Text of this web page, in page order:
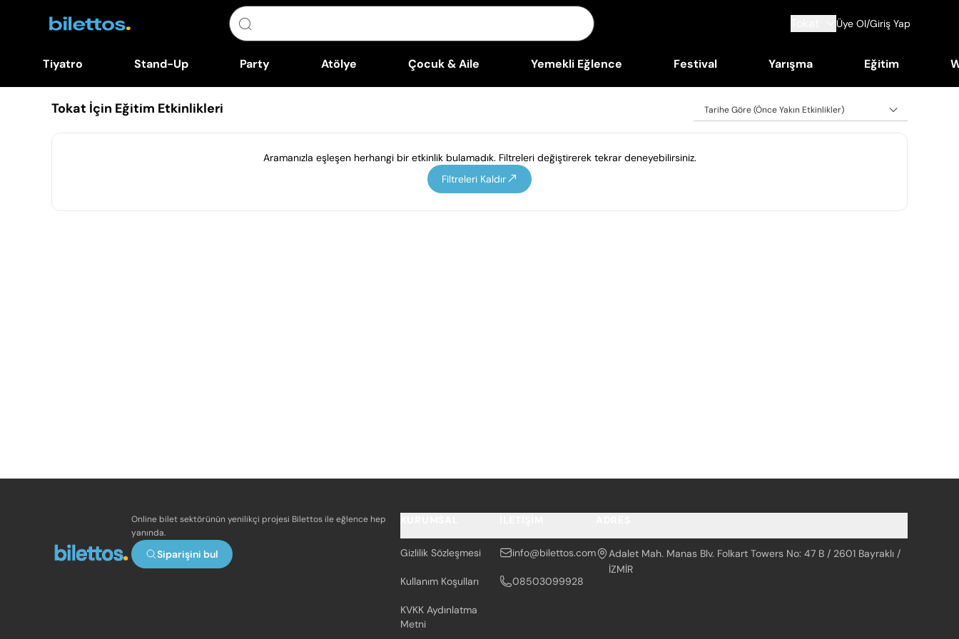
Üye Ol/Giriş Yap
Tiyatro Stand-Up Party Atölye Çocuk & Aile Yemekli Eğlence Festival Yarışma Eğitim
Tokat İçin Eğitim Etkinlikleri Tarihe Göre (Önce Yakın Etkinlikler)
Aramanızla eşleşen herhangi bir etkinlik bulamadık. Filtreleri değiştirerek tekrar deneyebilirsiniz.
Filtreleri Kaldır
Online bilet sektörünün yenilikçi projesi Bilettos ile eğlence hep
yanında.
Siparişini bul Gizlilik Sözleşmesi
Kullanım Koşulları
KVKK Aydınlatma
Metni
info@bilettos.com
08503099928
Adalet Mah. Manas Blv. Folkart Towers No: 47 B / 2601 Bayraklı /
İZMİR